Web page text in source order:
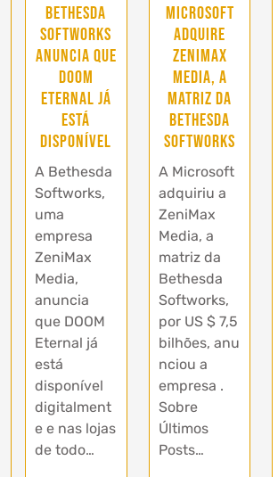
Bethesda
Softworks
anuncia que
DOOM
Eternal já
está
disponível
A Bethesda
Softworks,
uma
empresa
ZeniMax
Media,
anuncia
que DOOM
Eternal já
está
disponível
digitalment
e e nas lojas
de todo…
Microsoft
adquire
ZeniMax
Media, a
matriz da
Bethesda
Softworks
A Microsoft
adquiriu a
ZeniMax
Media, a
matriz da
Bethesda
Softworks,
por US $ 7,5
bilhões, anu
nciou a
empresa .
Sobre
Últimos
Posts…